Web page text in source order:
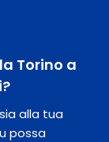
Torino a
alla tua
possa